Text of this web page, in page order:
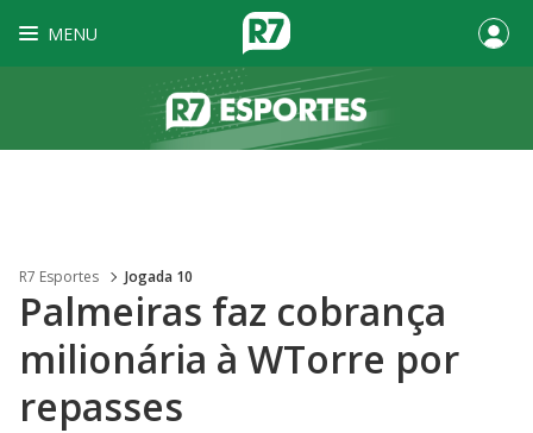
MENU
R7 Esportes Jogada 10
Palmeiras faz cobrança
milionária à WTorre por
repasses